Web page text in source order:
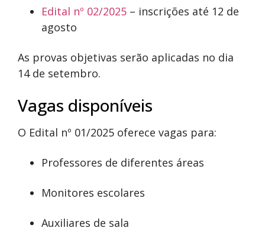
Edital nº 02/2025 – inscrições até 12 de
agosto
As provas objetivas serão aplicadas no dia
14 de setembro.
Vagas disponíveis
O Edital nº 01/2025 oferece vagas para:
Professores de diferentes áreas
Monitores escolares
Auxiliares de sala